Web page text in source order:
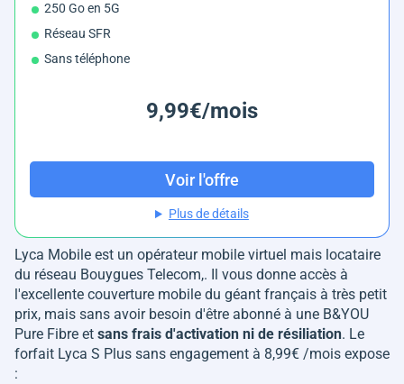
250 Go en 5G
Réseau SFR
Sans téléphone
9,99€/mois
Voir l'offre
Plus de détails
Lyca Mobile est un opérateur mobile virtuel mais locataire
du réseau Bouygues Telecom,. Il vous donne accès à
l'excellente couverture mobile du géant français à très petit
prix, mais sans avoir besoin d'être abonné à une B&YOU
Pure Fibre et sans frais d'activation ni de résiliation. Le
forfait Lyca S Plus sans engagement à 8,99€ /mois expose
: